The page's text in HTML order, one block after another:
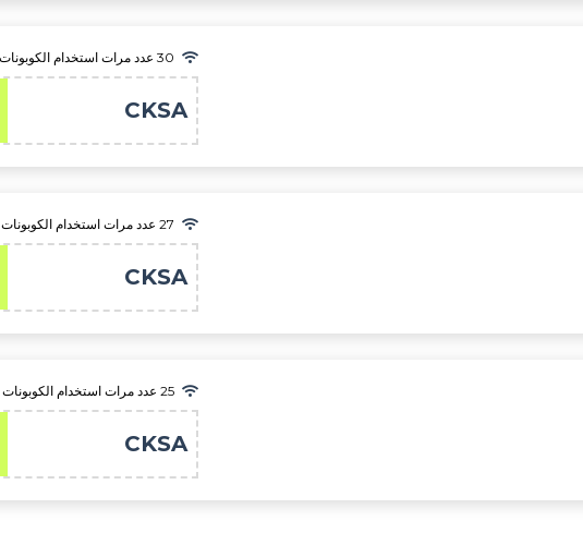
30 عدد مرات استخدام الكوبونات
CKSA
27 عدد مرات استخدام الكوبونات
CKSA
25 عدد مرات استخدام الكوبونات
CKSA